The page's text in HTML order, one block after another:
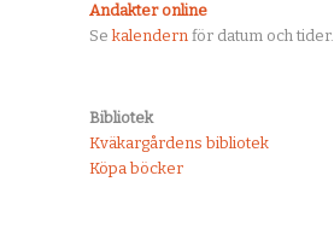
Andakter online
Se kalendern för datum och tider.
Bibliotek
Kväkargårdens bibliotek
Köpa böcker